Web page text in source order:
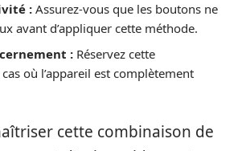
:Assurez-vous que les boutons ne
avant d’appliquer cette méthode.
: Réservez cette
où l’appareil est complètement
cette combinaison de